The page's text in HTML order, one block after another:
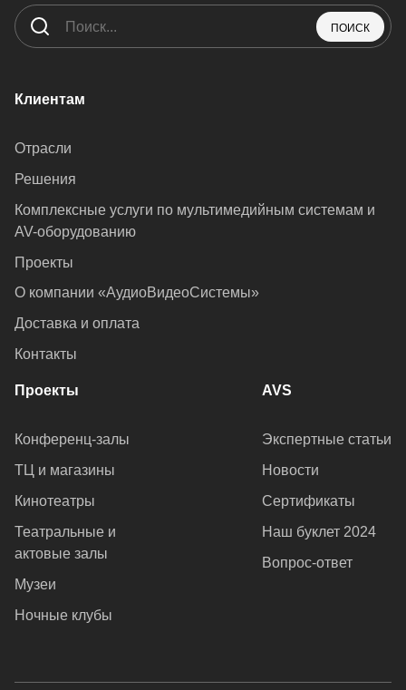
ПОИСК
Клиентам
Отрасли
Решения
Комплексные услуги по мультимедийным системам и
AV-оборудованию
Проекты
О компании «АудиоВидеоСистемы»
Доставка и оплата
Контакты
Проекты
Конференц-залы
ТЦ и магазины
Кинотеатры
Театральные и
актовые залы
Музеи
Ночные клубы
AVS
Экспертные статьи
Новости
Сертификаты
Наш буклет 2024
Вопрос-ответ